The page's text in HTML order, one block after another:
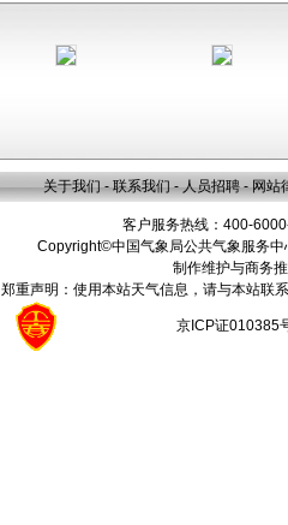
关于我们 - 联系我们 - 人员招聘 - 网站
客户服务热线：400-
Copyright©中国气象局公共气象服务
制作维护与商务
郑重声明：使用本站天气信息，请与本站联
京ICP证010385